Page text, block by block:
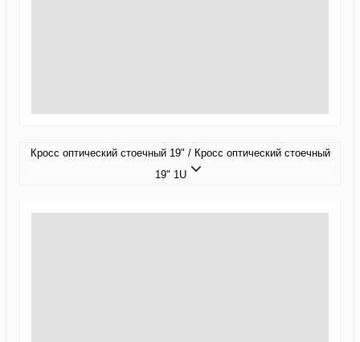
Кросс оптический стоечный 19" / Кросс оптический стоечный
19" 1U